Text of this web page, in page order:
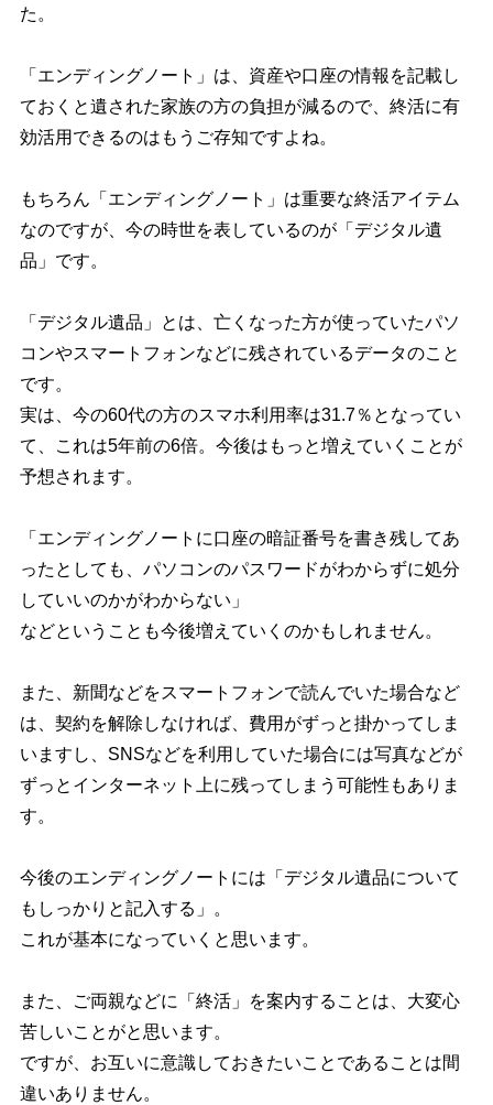
た。
「エンディングノート」は、資産や口座の情報を記載し
ておくと遺された家族の方の負担が減るので、終活に有
効活用できるのはもうご存知ですよね。
もちろん「エンディングノート」は重要な終活アイテム
なのですが、今の時世を表しているのが「デジタル遺
品」です。
「デジタル遺品」とは、亡くなった方が使っていたパソ
コンやスマートフォンなどに残されているデータのこと
です。
実は、今の60代の方のスマホ利用率は31.7％となってい
て、これは5年前の6倍。今後はもっと増えていくことが
予想されます。
「エンディングノートに口座の暗証番号を書き残してあ
ったとしても、パソコンのパスワードがわからずに処分
していいのかがわからない」
などということも今後増えていくのかもしれません。
また、新聞などをスマートフォンで読んでいた場合など
は、契約を解除しなければ、費用がずっと掛かってしま
いますし、SNSなどを利用していた場合には写真などが
ずっとインターネット上に残ってしまう可能性もありま
す。
今後のエンディングノートには「デジタル遺品について
もしっかりと記入する」。
これが基本になっていくと思います。
また、ご両親などに「終活」を案内することは、大変心
苦しいことがと思います。
ですが、お互いに意識しておきたいことであることは間
違いありません。